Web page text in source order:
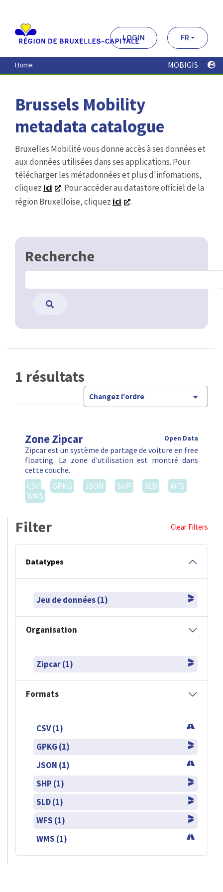
contenu
principal
LOGIN FR
Home MOBIGIS
Brussels Mobility
metadata catalogue
Bruxelles Mobilité vous donne accès à ses données et
aux données utilisées dans ses applications. Pour
télécharger les métadonnées et plus d'infomations,
cliquez ici
. Pour accéder au datastore officiel de la
région Bruxelloise, cliquez ici .
Recherche
1 résultats
Changez l'ordre
Zone Zipcar Open Data
Zipcar est un système de partage de voiture en free
floating. La zone d'utilisation est montré dans
cette couche.
CSV
GPKG JSON SHP SLD
WFS
WMS
Filter Clear Filters
Datatypes
Jeu de données (1)
Organisation
Zipcar (1)
Formats
CSV (1)
GPKG (1)
JSON (1)
SHP (1)
SLD (1)
WFS (1)
WMS (1)